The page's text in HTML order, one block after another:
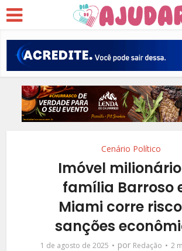
Cenário Político
Imóvel
família Barroso
Miami corre
sanções
1 de agosto de 2025 por Redação 2